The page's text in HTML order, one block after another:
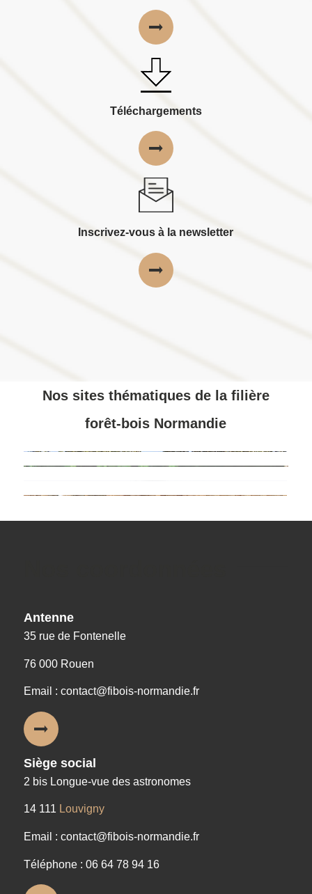
Téléchargements
Inscrivez-vous à la newsletter
Nos sites thématiques de la filière
forêt-bois Normandie
Antenne
35 rue de Fontenelle
76 000 Rouen
Email : contact@fibois-normandie.fr
Siège social
2 bis Longue-vue des astronomes
14 111 Louvigny
Email : contact@fibois-normandie.fr
Téléphone : 06 64 78 94 16